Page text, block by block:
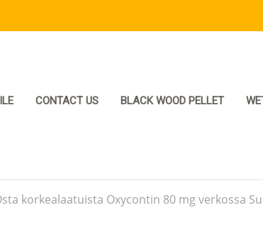
CONTACT US BLACK WOOD PELLET
korkealaatuista Oxycontin 80 mg verkossa